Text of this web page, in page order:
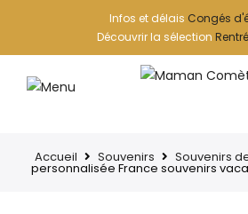
Infos et délais Congés
Découvrir la sélection
Accueil Souvenirs Souvenirs
personnalisée France souvenirs